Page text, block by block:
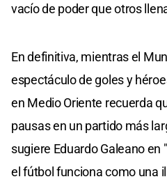
vacío de poder que otros
En definitiva, mientras el
espectáculo de goles y
en Medio Oriente recuerda
pausas en un partido más
sugiere Eduardo Galeano en
el fútbol funciona como una